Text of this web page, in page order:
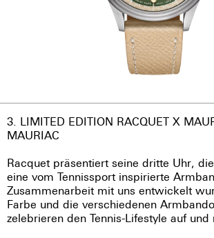
3. LIMITED EDITION RACQUET X
MAURIAC
Racquet präsentiert seine dritte Uhr,
eine vom Tennissport inspirierte
Zusammenarbeit mit uns entwickelt
Farbe und die verschiedenen
zelebrieren den Tennis-Lifestyle auf